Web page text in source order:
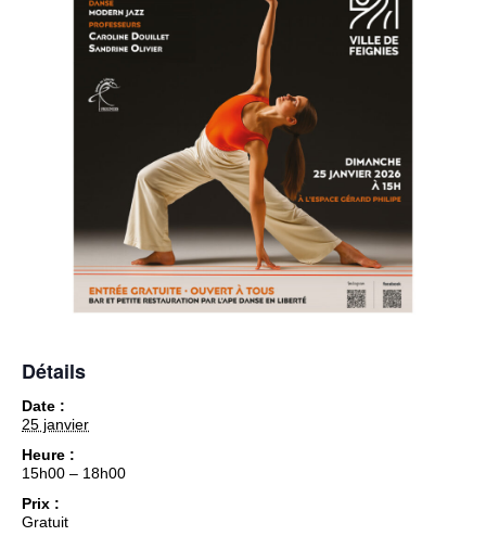
Détails
Date :
25 janvier
Heure :
15h00 – 18h00
Prix :
Gratuit